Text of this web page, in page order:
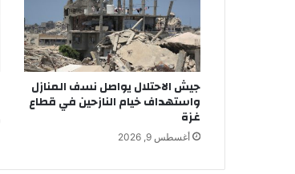
جيش الاحتلال يواصل نسف المنازل
واستهداف خيام النازحين في قطاع
غزة
أغسطس 9, 2026